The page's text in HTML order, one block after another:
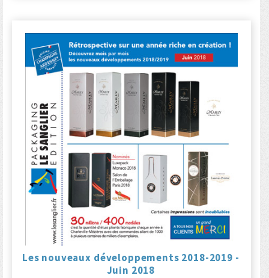
Les nouveaux développements 2018-2019 -
Juin 2018